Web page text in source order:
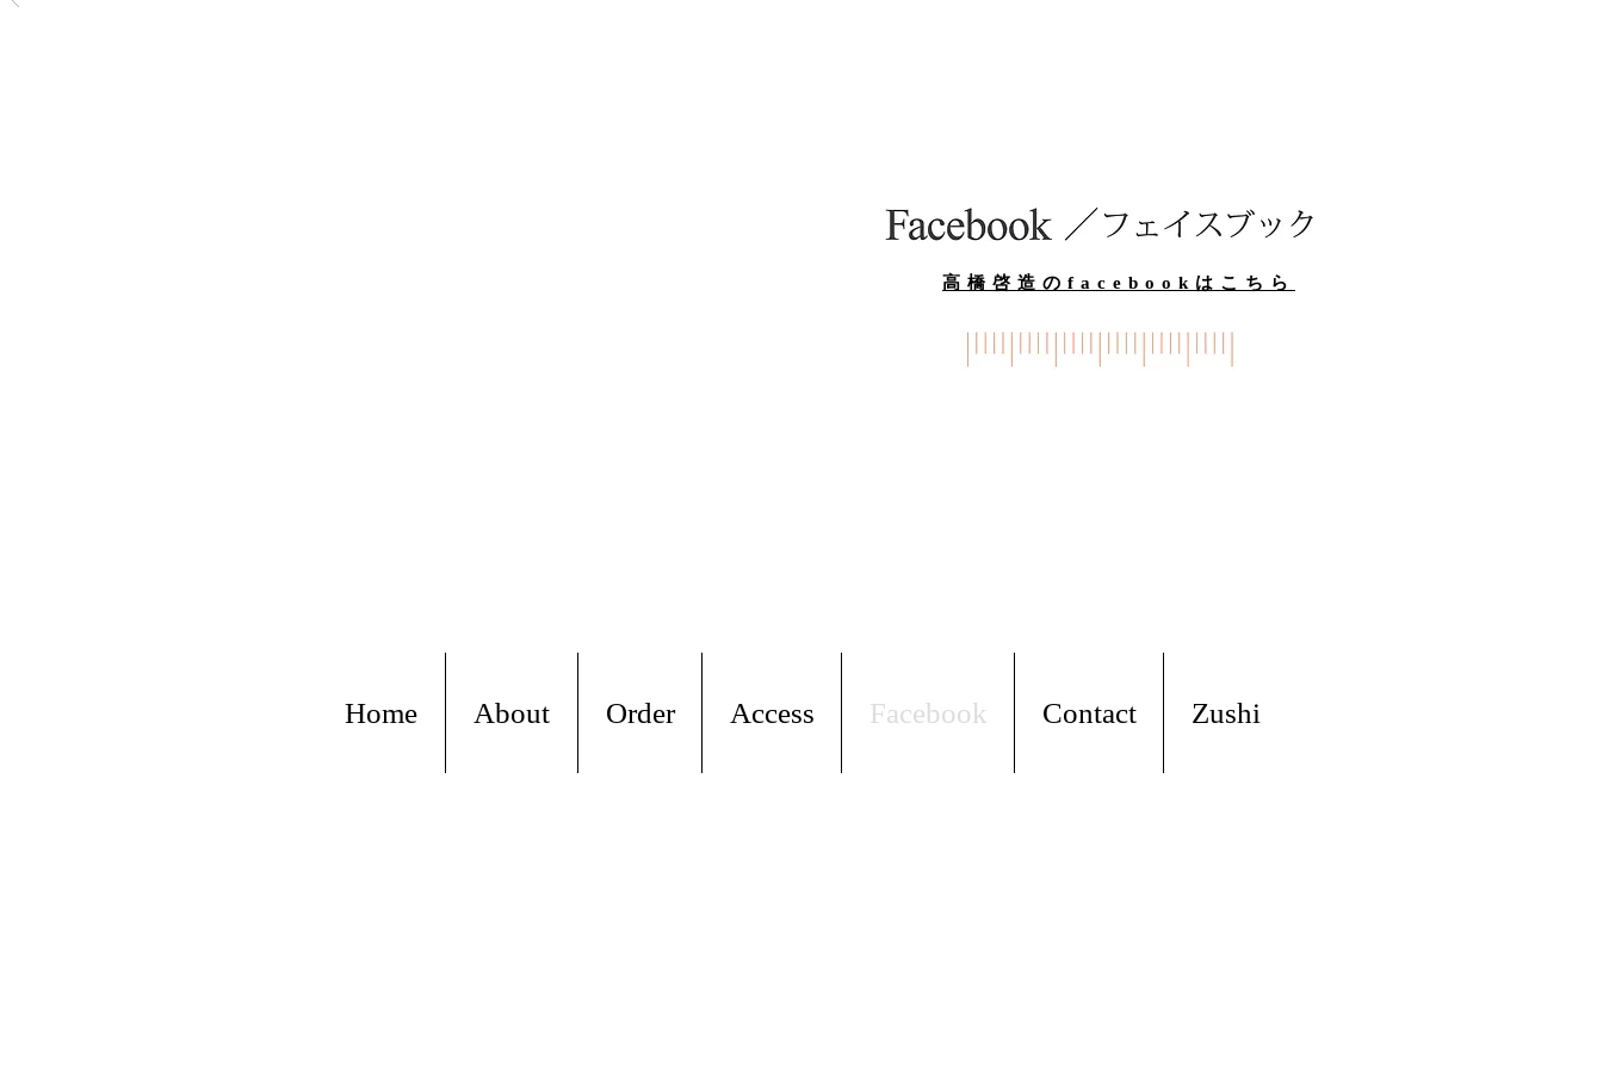
高橋啓造のfacebookはこちら
Home About Order Access Facebook Contact Zushi